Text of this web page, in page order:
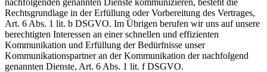
nachfolgenden genannten Dienste kommunizieren, besteht die
Rechtsgrundlage in der Erfüllung oder Vorbereitung des Vertrages,
Art. 6 Abs. 1 lit. b DSGVO. Im Übrigen berufen wir uns auf unsere
berechtigten Interessen an einer schnellen und effizienten
Kommunikation und Erfüllung der Bedürfnisse unser
Kommunikationspartner an der Kommunikation der nachfolgend
genannten Dienste, Art. 6 Abs. 1 lit. f DSGVO.